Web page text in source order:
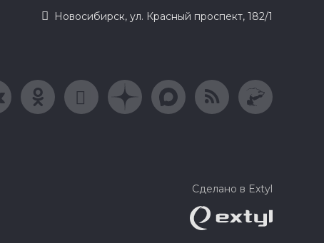
Новосибирск, ул. Красный проспект, 182/1
Сделано в Extyl